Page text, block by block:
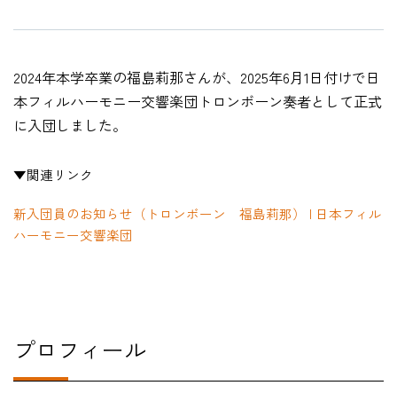
入試・受験生向け
教員紹介
2024年本学卒業の福島莉那さんが、2025年6月1日付けで日
本フィルハーモニー交響楽団トロンボーン奏者として正式
に入団しました。
▼関連リンク
新入団員のお知らせ（トロンボーン 福島莉那） | 日本フィル
ハーモニー交響楽団
プロフィール